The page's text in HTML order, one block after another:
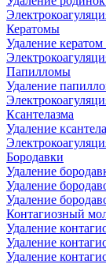
Кератомы
Удаление кератом
Папилломы
Удаление
Ксантелазма
Удаление
Бородавки
Удаление
Удаление
Удаление
Контагиозный
Удаление
Удаление
Удаление